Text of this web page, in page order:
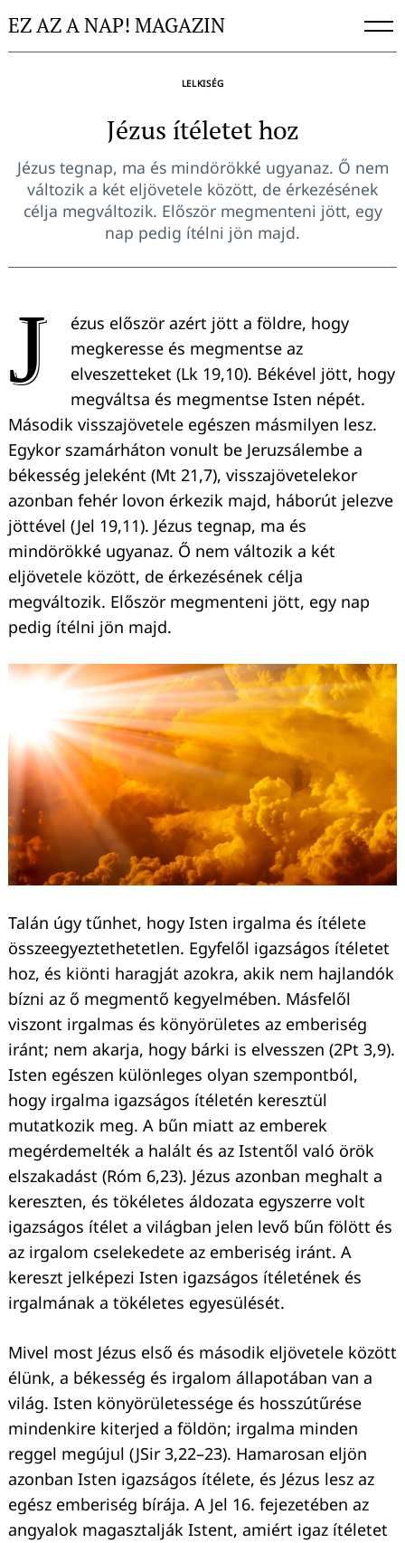
toEZ AZ A NAP! MAGAZIN
LELKISÉG
Jézus ítéletet hoz
Jézus tegnap, ma és mindörökké ugyanaz. Ő nem
változik a két eljövetele között, de érkezésének
célja megváltozik. Először megmenteni jött, egy
nap pedig ítélni jön majd.
J
ézus először azért jött a földre, hogy
megkeresse és megmentse az
elveszetteket (Lk 19,10). Békével jött, hogy
megváltsa és megmentse Isten népét.
Második visszajövetele egészen másmilyen lesz.
Egykor szamárháton vonult be Jeruzsálembe a
békesség jeleként (Mt 21,7), visszajövetelekor
azonban fehér lovon érkezik majd, háborút jelezve
jöttével (Jel 19,11). Jézus tegnap, ma és
mindörökké ugyanaz. Ő nem változik a két
eljövetele között, de érkezésének célja
megváltozik. Először megmenteni jött, egy nap
pedig ítélni jön majd.
Talán úgy tűnhet, hogy Isten irgalma és ítélete
összeegyeztethetetlen. Egyfelől igazságos ítéletet
hoz, és kiönti haragját azokra, akik nem hajlandók
bízni az ő megmentő kegyelmében. Másfelől
viszont irgalmas és könyörületes az emberiség
iránt; nem akarja, hogy bárki is elvesszen (2Pt 3,9).
Isten egészen különleges olyan szempontból,
hogy irgalma igazságos ítéletén keresztül
mutatkozik meg. A bűn miatt az emberek
megérdemelték a halált és az Istentől való örök
elszakadást (Róm 6,23). Jézus azonban meghalt a
kereszten, és tökéletes áldozata egyszerre volt
igazságos ítélet a világban jelen levő bűn fölött és
az irgalom cselekedete az emberiség iránt. A
kereszt jelképezi Isten igazságos ítéletének és
irgalmának a tökéletes egyesülését.
Mivel most Jézus első és második eljövetele között
élünk, a békesség és irgalom állapotában van a
világ. Isten könyörületessége és hosszútűrése
mindenkire kiterjed a földön; irgalma minden
reggel megújul (JSir 3,22–23). Hamarosan eljön
azonban Isten igazságos ítélete, és Jézus lesz az
egész emberiség bírája. A Jel 16. fejezetében az
angyalok magasztalják Istent, amiért igaz ítéletet
Keresés: